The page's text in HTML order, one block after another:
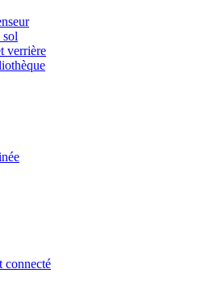
sol
verrière
connecté